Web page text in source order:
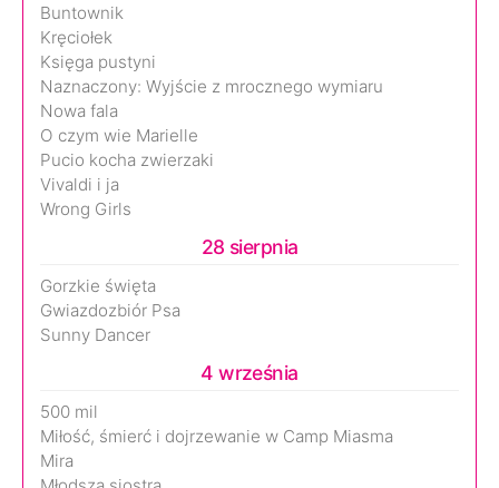
Buntownik
Kręciołek
Księga pustyni
Naznaczony: Wyjście z mrocznego wymiaru
Nowa fala
O czym wie Marielle
Pucio kocha zwierzaki
Vivaldi i ja
Wrong Girls
28 sierpnia
Gorzkie święta
Gwiazdozbiór Psa
Sunny Dancer
4 września
500 mil
Miłość, śmierć i dojrzewanie w Camp Miasma
Mira